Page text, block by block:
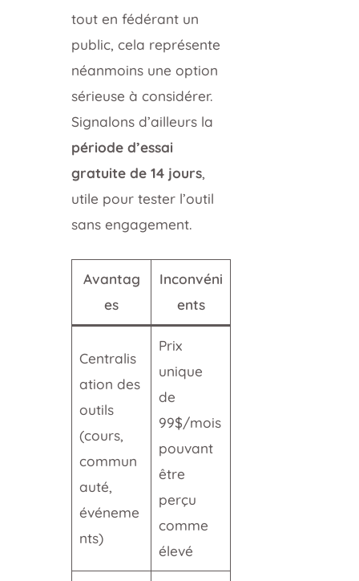
tout en fédérant un
public, cela représente
néanmoins une option
sérieuse à considérer.
Signalons d’ailleurs la
période d’essai
gratuite de 14 jours,
utile pour tester l’outil
sans engagement.
Avantag
es
Inconvéni
ents
Centralis
ation des
outils
(cours,
commun
auté,
événeme
nts)
Prix
unique
de
99$/mois
pouvant
être
perçu
comme
élevé